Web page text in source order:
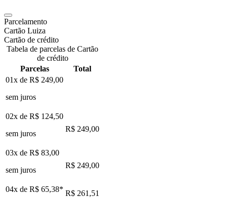
Parcelamento
Cartão Luiza
Cartão de crédito
Tabela de parcelas de Cartão
de crédito
Parcelas
Total
01x de R$ 249,00
sem juros
02x de R$ 124,50
sem juros
R$ 249,00
03x de R$ 83,00
sem juros
R$ 249,00
04x de R$ 65,38* R$ 261,51